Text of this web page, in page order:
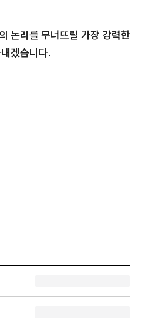
논리를 무너뜨릴 가장 강력한
겠습니다.